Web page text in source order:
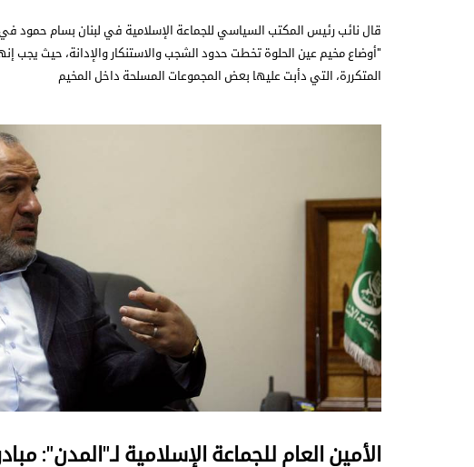
قال نائب رئيس المكتب السياسي للجماعة الإسلامية في لبنان بسام حمود
"أوضاع مخيم عين الحلوة تخطت حدود الشجب والاستنكار والإدانة، حيث يجب
المتكررة، التي دأبت عليها بعض المجموعات المسلحة داخل المخيم
الأمين العام للجماعة الإسلامية لـ"المدن":